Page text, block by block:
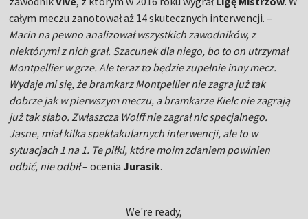
całym meczu zanotował aż 14 skutecznych interwencji. –
Marin na pewno analizował wszystkich zawodników, z
niektórymi z nich grał. Szacunek dla niego, bo to on utrzymał
Montpellier w grze. Ale teraz to będzie zupełnie inny mecz.
Wydaje mi się, że bramkarz Montpellier nie zagra już tak
dobrze jak w pierwszym meczu, a bramkarze Kielc nie zagrają
już tak słabo. Zwłaszcza Wolff nie zagrał nic specjalnego.
Jasne, miał kilka spektakularnych interwencji, ale to w
sytuacjach 1 na 1. Te piłki, które moim zdaniem powinien
odbić, nie odbił– ocenia Jurasik.
We're ready,